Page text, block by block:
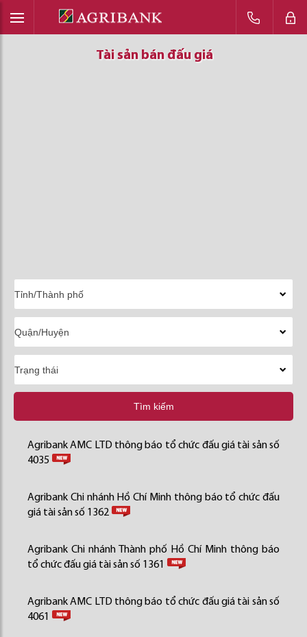
Tài sản bán đấu giá
Tài sản bán đấu giá
Tài sản bán đấu giá
Tìm kiếm
Agribank AMC LTD thông báo tổ chức đấu giá tài sản số
4035
Agribank Chi nhánh Hồ Chí Minh thông báo tổ chức đấu
giá tài sản số 1362
Agribank Chi nhánh Thành phố Hồ Chí Minh thông báo
tổ chức đấu giá tài sản số 1361
Agribank AMC LTD thông báo tổ chức đấu giá tài sản số
4061